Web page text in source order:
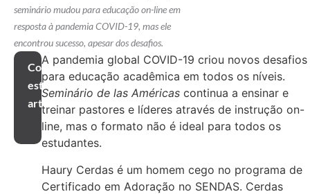
seminário mudou para educação on-line em
resposta à pandemia COVID-19, mas ele
encontrou sucesso, apesar dos desafios.
Compartilhar
este
artigo
A pandemia global COVID-19 criou novos desafios
para educação acadêmica em todos os níveis.
Seminário de las Américas continua a ensinar e
treinar pastores e líderes através de instrução on-
line, mas o formato não é ideal para todos os
estudantes.
Haury Cerdas é um homem cego no programa de
Certificado em Adoração no SENDAS. Cerdas